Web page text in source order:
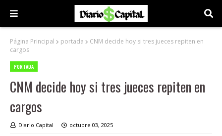
Página Principal portada
CNM decide hoy si tres jueces repiten en
cargos
PORTADA
CNM decide hoy si tres jueces repiten en
cargos
Diario Capital octubre 03, 2025